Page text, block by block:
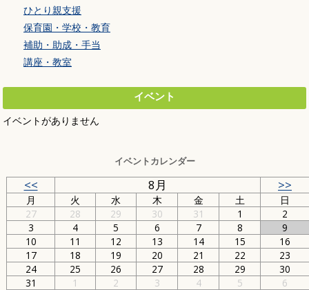
ひとり親支援
保育園・学校・教育
補助・助成・手当
講座・教室
イベント
イベントがありません
イベントカレンダー
<< 8月 >>
月 火 水 木 金 土
日
27
28 29 30 31 1
2
3
4 5 6 7 8
9
10
11 12 13 14 15
16
17
18 19 20 21 22
23
24
25 26 27 28 29
30
31
1 2 3 4 5 6